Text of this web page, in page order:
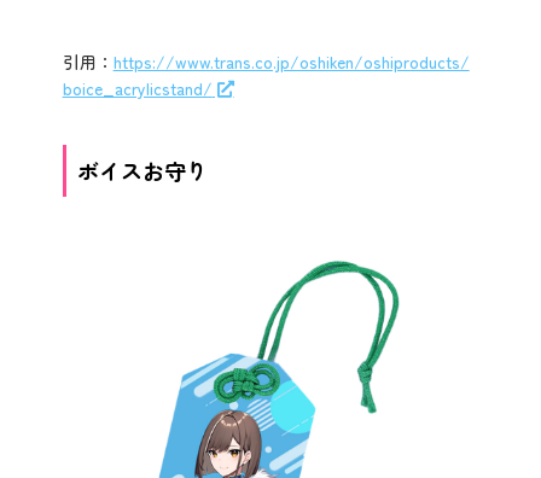
引用： https://www.trans.co.jp/oshiken/oshiproducts/
boice_acrylicstand/
ボイスお守り